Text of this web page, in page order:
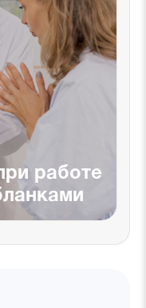
работе